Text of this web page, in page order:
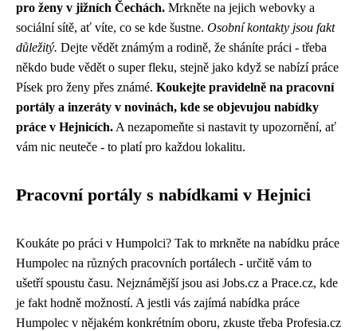
pro ženy v jižních Čechách. Mrkněte na jejich webovky a
sociální sítě, ať víte, co se kde šustne. Osobní kontakty jsou fakt
důležitý. Dejte vědět známým a rodině, že sháníte práci - třeba
někdo bude vědět o super fleku, stejně jako když se nabízí práce
Písek pro ženy přes známé. Koukejte pravidelně na pracovní
portály a inzeráty v novinách, kde se objevujou nabídky
práce v Hejnicích. A nezapomeňte si nastavit ty upozornění, ať
vám nic neuteče - to platí pro každou lokalitu.
Pracovní portály s nabídkami v Hejnici
Koukáte po práci v Humpolci? Tak to mrkněte na nabídku práce
Humpolec na různých pracovních portálech - určitě vám to
ušetří spoustu času. Nejznámější jsou asi Jobs.cz a Prace.cz, kde
je fakt hodně možností. A jestli vás zajímá nabídka práce
Humpolec v nějakém konkrétním oboru, zkuste třeba Profesia.cz